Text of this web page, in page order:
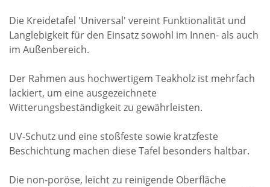
Die Kreidetafel 'Universal' vereint Funktionalität und
Langlebigkeit für den Einsatz sowohl im Innen- als auch
im Außenbereich.
Der Rahmen aus hochwertigem Teakholz ist mehrfach
lackiert, um eine ausgezeichnete
Witterungsbeständigkeit zu gewährleisten.
UV-Schutz und eine stoßfeste sowie kratzfeste
Beschichtung machen diese Tafel besonders haltbar.
Die non-poröse, leicht zu reinigende Oberfläche